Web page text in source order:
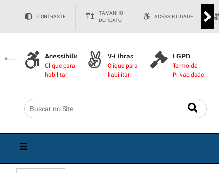
CONTRASTE
TAMANHO
DO TEXTO
ACESSIBILIDADE
Acessibilidade
Clique para
habilitar
V-Libras
Clique para
habilitar
LGPD
Termo de
Privacidade